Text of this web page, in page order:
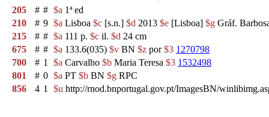
205
# # $a 1ª ed
210
# 9 $a Lisboa $c [s.n.] $d 2013 $e [Lisboa] $g Gráf.
215
# # $a 111 p. $c il. $d 24 cm
675
# # $a 133.6(035) $v BN $z por$3 1270798
700
# 1 $a Carvalho $b Maria Teresa $3 1532498
801
# 0 $a PT $b BN $g RPC
856
4 1 $u http://rnod.bnportugal.gov.pt/ImagesBN/